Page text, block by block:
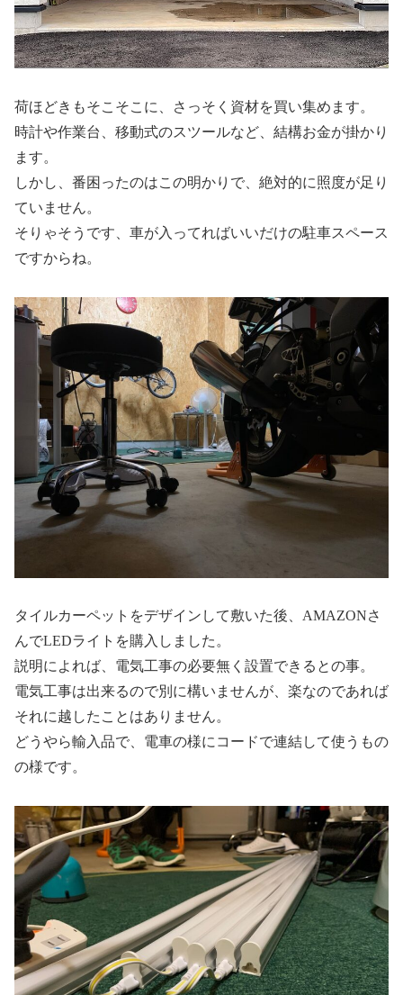
荷ほどきもそこそこに、さっそく資材を買い集めます。
時計や作業台、移動式のスツールなど、結構お金が掛かり
ます。
しかし、番困ったのはこの明かりで、絶対的に照度が足り
ていません。
そりゃそうです、車が入ってればいいだけの駐車スペース
ですからね。
タイルカーペットをデザインして敷いた後、AMAZONさ
んでLEDライトを購入しました。
説明によれば、電気工事の必要無く設置できるとの事。
電気工事は出来るので別に構いませんが、楽なのであれば
それに越したことはありません。
どうやら輸入品で、電車の様にコードで連結して使うもの
の様です。